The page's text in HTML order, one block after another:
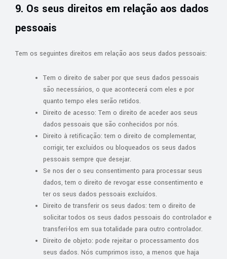
9. Os seus direitos em relação aos dados
pessoais
Tem os seguintes direitos em relação aos seus dados pessoais:
Tem o direito de saber por que seus dados pessoais
são necessários, o que acontecerá com eles e por
quanto tempo eles serão retidos.
Direito de acesso: Tem o direito de aceder aos seus
dados pessoais que são conhecidos por nós.
Direito à retificação: tem o direito de complementar,
corrigir, ter excluídos ou bloqueados os seus dados
pessoais sempre que desejar.
Se nos der o seu consentimento para processar seus
dados, tem o direito de revogar esse consentimento e
ter os seus dados pessoais excluídos.
Direito de transferir os seus dados: tem o direito de
solicitar todos os seus dados pessoais do controlador e
transferi-los em sua totalidade para outro controlador.
Direito de objeto: pode rejeitar o processamento dos
seus dados. Nós cumprimos isso, a menos que haja